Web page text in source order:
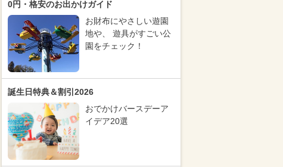
0円・格安のお出かけガイド
お財布にやさしい遊園
地や、 遊具がすごい公
園をチェック！
誕生日特典＆割引2026
おでかけバースデーア
イデア20選